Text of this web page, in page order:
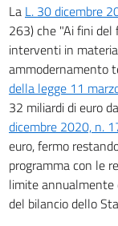
La L. 30 dicembre
263) che "Ai fini
interventi in
ammodernamento
della legge 11
32 miliardi di euro
dicembre 2020, n.
euro, fermo
programma con le
limite
del bilancio dello